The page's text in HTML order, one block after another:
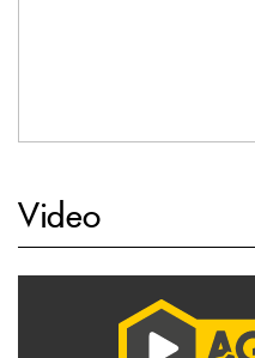
Video